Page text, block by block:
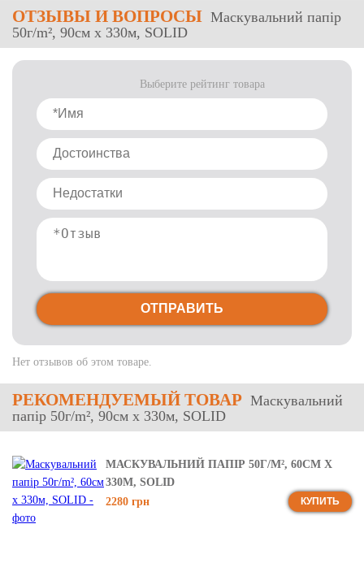
ОТЗЫВЫ И ВОПРОСЫ Маскувальний папір
50г/m², 90см х 330м, SOLID
Нет отзывов об этом товаре.
Выберите рейтинг товара
ОТПРАВИТЬ
РЕКОМЕНДУЕМЫЙ ТОВАР Маскувальний
папір 50г/m², 90см х 330м, SOLID
МАСКУВАЛЬНИЙ ПАПІР 50Г/M², 60СМ Х
330М, SOLID
2280 грн
КУПИТЬ